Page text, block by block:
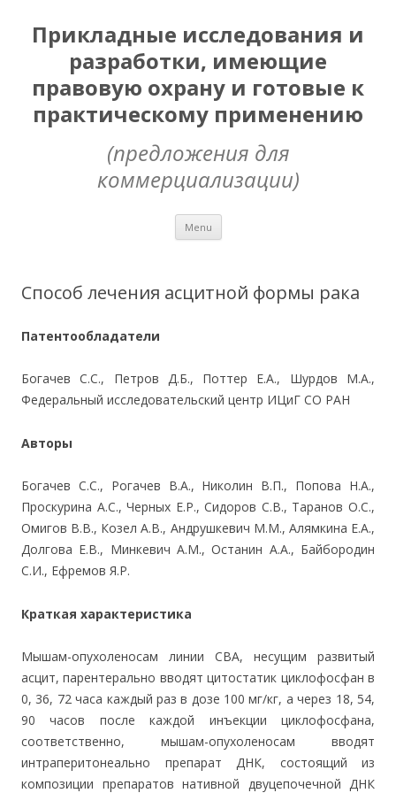
Прикладные исследования и
разработки, имеющие
правовую охрану и готовые к
практическому применению
(предложения для
коммерциализации)
Menu Skip
content
Способ лечения асцитной формы рака
Патентообладатели
Богачев С.С., Петров Д.Б., Поттер Е.А., Шурдов М.А.,
Федеральный исследовательский центр ИЦиГ СО РАН
Авторы
Богачев С.С., Рогачев В.А., Николин В.П., Попова Н.А.,
Проскурина А.С., Черных Е.Р., Сидоров С.В., Таранов О.С.,
Омигов В.В., Козел А.В., Андрушкевич М.М., Алямкина Е.А.,
Долгова Е.В., Минкевич А.М., Останин А.А., Байбородин
С.И., Ефремов Я.Р.
Краткая характеристика
Мышам-опухоленосам линии CBA, несущим развитый
асцит, парентерально вводят цитостатик циклофосфан в
0, 36, 72 часа каждый раз в дозе 100 мг/кг, а через 18, 54,
90 часов после каждой инъекции циклофосфана,
соответственно, мышам-опухоленосам вводят
интраперитонеально препарат ДНК, состоящий из
композиции препаратов нативной двуцепочечной ДНК